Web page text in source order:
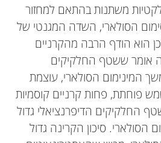
משתנות בהתאם למחזור
הסולארי, השדה המגנטי של
הוא הודף הרבה מהקרניים
אומר ששטף החלקיקים
המינימום הסולארי, עוצמת
פוחתת, פחות קרניים קוסמיות
החלקיקים הדיפרנציאלי גדול
הסולארי. סיכון הקרינה גדול